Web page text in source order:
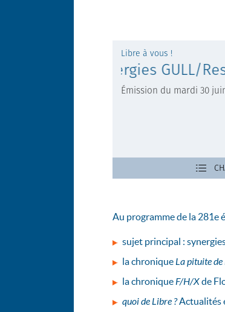
Au programme de la 281e
sujet principal :
la chroniqueLa pituite de
la chroniqueF/H/Xde
quoi de Libre ?Actualités